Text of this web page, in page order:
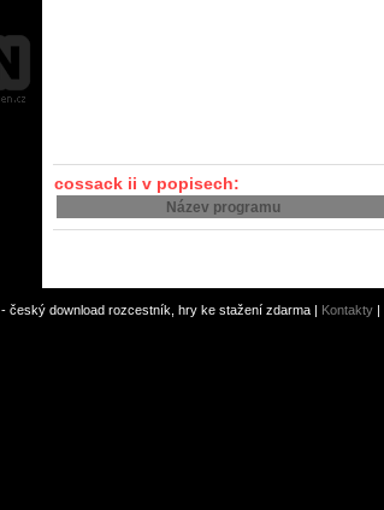
cossack ii v popisech:
Název programu
- český download rozcestník, hry ke stažení zdarma | Kontakty |